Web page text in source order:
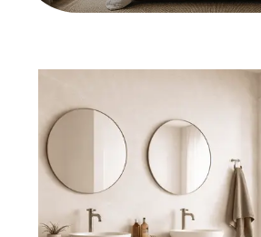
rendez-vous en ligne,
engagement
Choisir mon créneau